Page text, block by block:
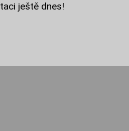
ještě dnes!